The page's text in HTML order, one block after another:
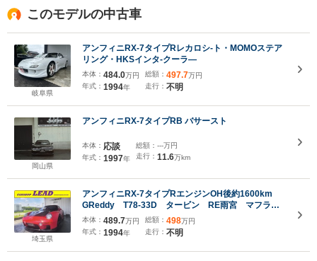
このモデルの中古車
岐阜県
アンフィニRX-7タイプRレカロシ-ト・MOMOステア
リング・HKSインタ-クーラ―
本体： 484.0万円
年式： 1994年
総額： 497.7万円
走行： 不明
岡山県
アンフィニRX-7タイプRB バサースト
本体： 応談
年式： 1997年
総額： ---万円
走行： 11.6万km
埼玉県
アンフィニRX-7タイプRエンジンOH後約1600km
GReddy T78-33D タービン RE雨宮 マフラ
ー 社外 車高調 RE雨宮 AC037ボディキット
電動ガルウィング RAYS 57CR 18インチ
本体： 489.7万円
年式： 1994年
総額： 498万円
走行： 不明